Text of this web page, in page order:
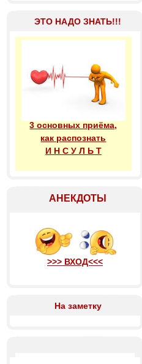
ЭТО НАДО ЗНАТЬ!!!
3 основных приёма,
как распознать
И Н С У Л Ь Т
АНЕКДОТЫ
>>> ВХОД<<<
На заметку